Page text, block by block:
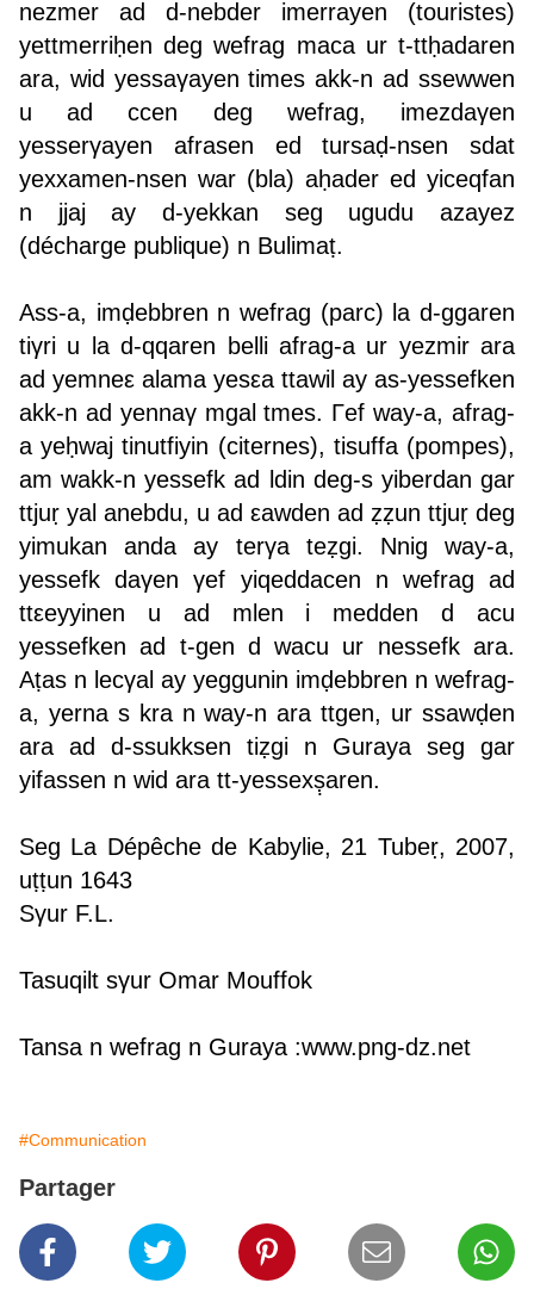
nezmer ad d-nebder imerrayen (touristes)
yettmerriḥen deg wefrag maca ur t-ttḥadaren
ara, wid yessaγayen times akk-n ad ssewwen
u ad ccen deg wefrag, imezdaγen
yesserγayen afrasen ed tursaḍ-nsen sdat
yexxamen-nsen war (bla) aḥader ed yiceqfan
n jjaj ay d-yekkan seg ugudu azayez
(décharge publique) n Bulimaṭ.
Ass-a, imḍebbren n wefrag (parc) la d-ggaren
tiγri u la d-qqaren belli afrag-a ur yezmir ara
ad yemneε alama yesεa ttawil ay as-yessefken
akk-n ad yennaγ mgal tmes. Γef way-a, afrag-
a yeḥwaj tinutfiyin (citernes), tisuffa (pompes),
am wakk-n yessefk ad ldin deg-s yiberdan gar
ttjuṛ yal anebdu, u ad εawden ad ẓẓun ttjuṛ deg
yimukan anda ay terγa teẓgi. Nnig way-a,
yessefk daγen γef yiqeddacen n wefrag ad
ttεeyyinen u ad mlen i medden d acu
yessefken ad t-gen d wacu ur nessefk ara.
Aṭas n lecγal ay yeggunin imḍebbren n wefrag-
a, yerna s kra n way-n ara ttgen, ur ssawḍen
ara ad d-ssukksen tiẓgi n Guraya seg gar
yifassen n wid ara tt-yessexṣ̣aren.
Seg La Dépêche de Kabylie, 21 Tubeṛ, 2007,
uṭṭun 1643
Sγur F.L.
Tasuqilt sγur Omar Mouffok
Tansa n wefrag n Guraya :www.png-dz.net
#Communication
Partager